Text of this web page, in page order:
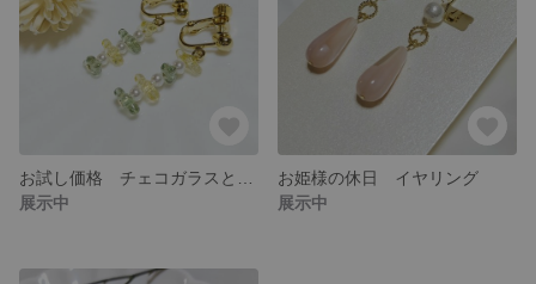
展示中
お姫様の休日 イヤリング
展示中